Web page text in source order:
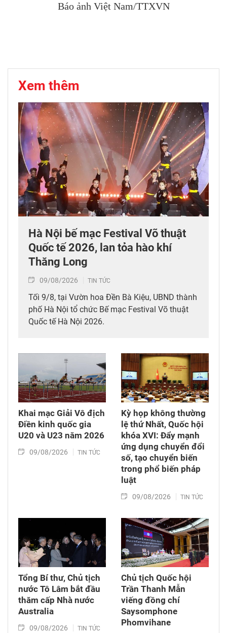
Báo ảnh Việt Nam/TTXVN
Xem thêm
Hà Nội bế mạc Festival Võ thuật
Quốc tế 2026, lan tỏa hào khí
Thăng Long
09/08/2026 TIN TỨC
Tối 9/8, tại Vườn hoa Đền Bà Kiệu, UBND thành
phố Hà Nội tổ chức Bế mạc Festival Võ thuật
Quốc tế Hà Nội 2026.
Khai mạc Giải Vô địch
Điền kinh quốc gia
U20 và U23 năm 2026
09/08/2026 TIN TỨC
Kỳ họp không thường
lệ thứ Nhất, Quốc hội
khóa XVI: Đẩy mạnh
ứng dụng chuyển đổi
số, tạo chuyển biến
trong phổ biến pháp
luật
09/08/2026 TIN TỨC
Tổng Bí thư, Chủ tịch
nước Tô Lâm bắt đầu
thăm cấp Nhà nước
Australia
09/08/2026 TIN TỨC
Chủ tịch Quốc hội
Trần Thanh Mẫn
viếng đồng chí
Saysomphone
Phomvihane